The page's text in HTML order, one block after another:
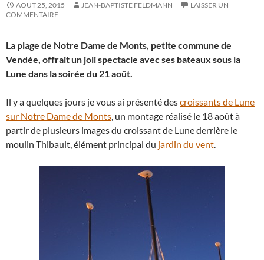
AOÛT 25, 2015 JEAN-BAPTISTE FELDMANN
LAISSER UN
COMMENTAIRE
La plage de Notre Dame de Monts, petite commune de
Vendée, offrait un joli spectacle avec ses bateaux sous la
Lune dans la soirée du 21 août.
Il y a quelques jours je vous ai présenté descroissants de Lune
sur Notre Dame de Monts, un montage réalisé le 18 août à
partir de plusieurs images du croissant de Lune derrière le
moulin Thibault, élément principal du jardin du vent.